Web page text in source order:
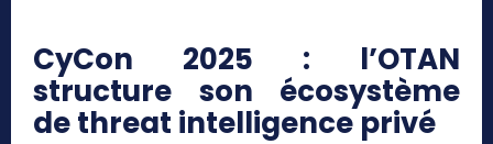
CyCon 2025 : l’OTAN
structure son écosystème
de threat intelligence privé